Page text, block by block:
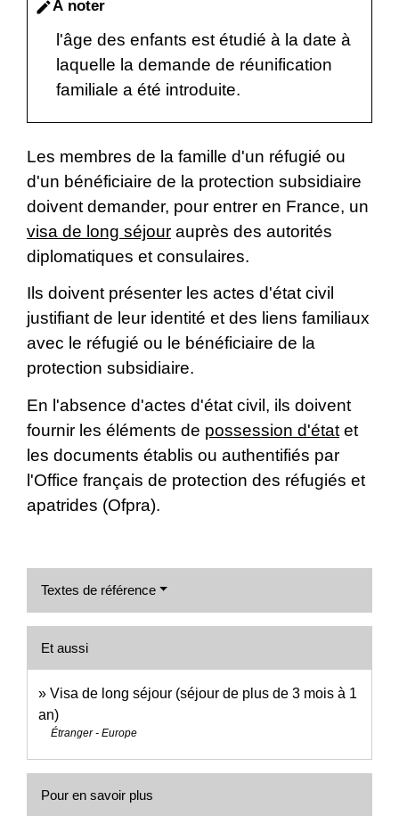
editÀ noter
l'âge des enfants est étudié à la date à
laquelle la demande de réunification
familiale a été introduite.
Les membres de la famille d'un réfugié ou
d'un bénéficiaire de la protection subsidiaire
doivent demander, pour entrer en France, un
visa de long séjour auprès des autorités
diplomatiques et consulaires.
Ils doivent présenter les actes d'état civil
justifiant de leur identité et des liens familiaux
avec le réfugié ou le bénéficiaire de la
protection subsidiaire.
En l'absence d'actes d'état civil, ils doivent
fournir les éléments de possession d'état et
les documents établis ou authentifiés par
l'Office français de protection des réfugiés et
apatrides (Ofpra).
Textes de référence
Et aussi
Visa de long séjour (séjour de plus de 3 mois à 1
an)
Étranger - Europe
Pour en savoir plus